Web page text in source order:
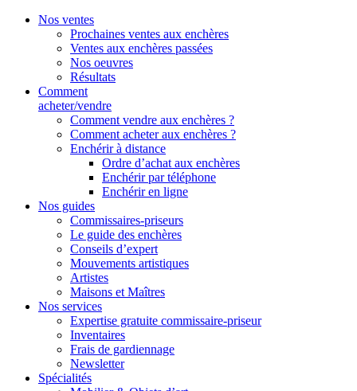
Nos ventes
Prochaines ventes aux enchères
Ventes aux enchères passées
Nos oeuvres
Résultats
Comment
acheter/vendre
Comment vendre aux enchères ?
Comment acheter aux enchères ?
Enchérir à distance
Ordre d’achat aux enchères
Enchérir par téléphone
Enchérir en ligne
Nos guides
Commissaires-priseurs
Le guide des enchères
Conseils d’expert
Mouvements artistiques
Artistes
Maisons et Maîtres
Nos services
Expertise gratuite commissaire-priseur
Inventaires
Frais de gardiennage
Newsletter
Spécialités